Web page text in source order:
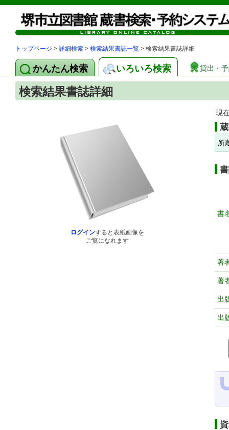
トップページ > 詳細検索 > 検索結果書誌一覧 > 検索結果書誌詳細
かんたん検索 いろいろ検索 貸出・
検索結果書誌詳細
ログインすると表紙画像を
ご覧になれます
現
所
書
著
著
出
出